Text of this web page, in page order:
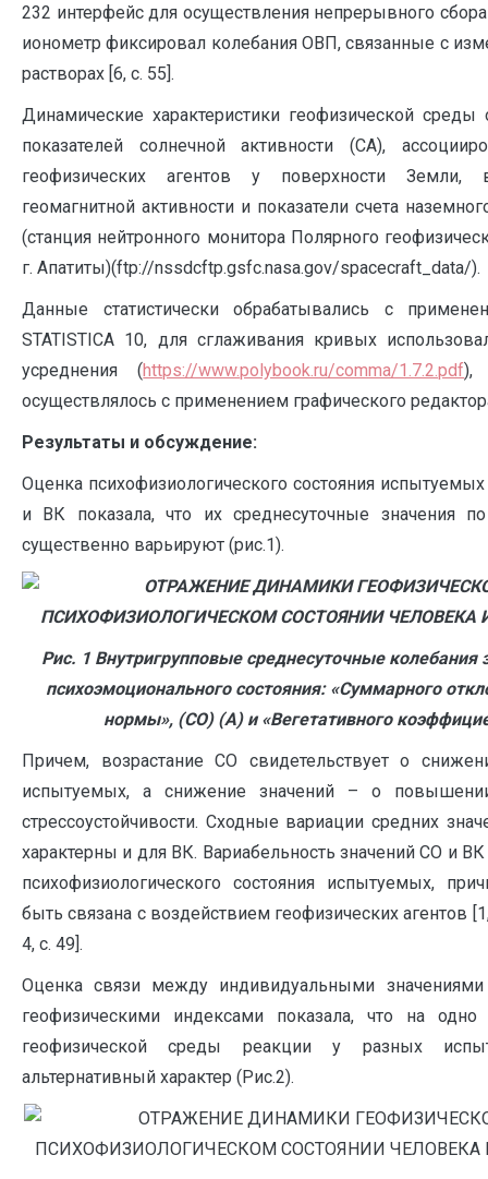
232 интерфейс для осуществления непрерывного
ионометр фиксировал колебания ОВП, связанные с
растворах [6, с. 55].
Динамические характеристики геофизической
показателей солнечной активности (СА),
геофизических агентов у поверхности Земли,
геомагнитной активности и показатели счета
(станция нейтронного монитора Полярного
г. Апатиты)(ftp://nssdcftp.gsfc.nasa.gov/spacecraft_data/).
Данные статистически обрабатывались с
STATISTICA 10, для сглаживания кривых
усреднения (https://www.polybook.ru/comma/1.7.2.pdf),
осуществлялось с применением графического
Результаты и обсуждение:
Оценка психофизиологического состояния
и ВК показала, что их среднесуточные значения
существенно варьируют (рис.1).
Рис. 1 Внутригрупповые среднесуточные колебания
психоэмоционального состояния: «Суммарного
нормы», (СО) (А) и «Вегетативного
Причем, возрастание СО свидетельствует о
испытуемых, а снижение значений – о повышении
стрессоустойчивости. Сходные вариации средних
характерны и для ВК. Вариабельность значений СО и
психофизиологического состояния испытуемых,
быть связана с воздействием геофизических агентов
4, с. 49].
Оценка связи между индивидуальными
геофизическими индексами показала, что на
геофизической среды реакции у разных
альтернативный характер (Рис.2).